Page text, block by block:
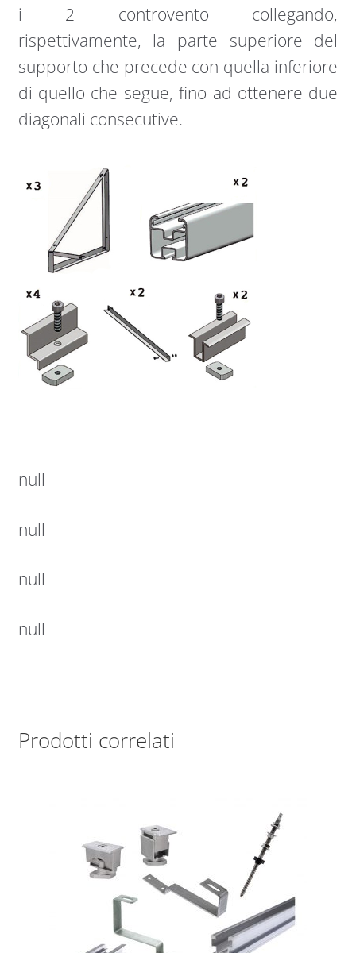
i 2 controvento collegando,
rispettivamente, la parte superiore del
supporto che precede con quella inferiore
di quello che segue, fino ad ottenere due
diagonali consecutive.
null
null
null
null
Prodotti correlati